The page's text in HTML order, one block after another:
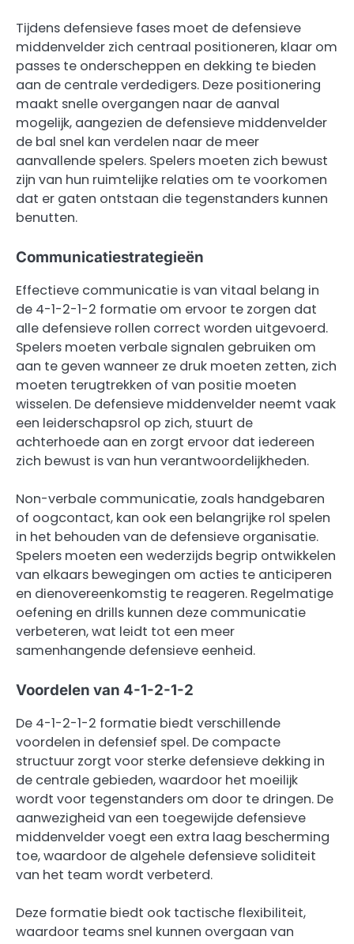
Tijdens defensieve fases moet de defensieve
middenvelder zich centraal positioneren, klaar om
passes te onderscheppen en dekking te bieden
aan de centrale verdedigers. Deze positionering
maakt snelle overgangen naar de aanval
mogelijk, aangezien de defensieve middenvelder
de bal snel kan verdelen naar de meer
aanvallende spelers. Spelers moeten zich bewust
zijn van hun ruimtelijke relaties om te voorkomen
dat er gaten ontstaan die tegenstanders kunnen
benutten.
Communicatiestrategieën
Effectieve communicatie is van vitaal belang in
de 4-1-2-1-2 formatie om ervoor te zorgen dat
alle defensieve rollen correct worden uitgevoerd.
Spelers moeten verbale signalen gebruiken om
aan te geven wanneer ze druk moeten zetten, zich
moeten terugtrekken of van positie moeten
wisselen. De defensieve middenvelder neemt vaak
een leiderschapsrol op zich, stuurt de
achterhoede aan en zorgt ervoor dat iedereen
zich bewust is van hun verantwoordelijkheden.
Non-verbale communicatie, zoals handgebaren
of oogcontact, kan ook een belangrijke rol spelen
in het behouden van de defensieve organisatie.
Spelers moeten een wederzijds begrip ontwikkelen
van elkaars bewegingen om acties te anticiperen
en dienovereenkomstig te reageren. Regelmatige
oefening en drills kunnen deze communicatie
verbeteren, wat leidt tot een meer
samenhangende defensieve eenheid.
Voordelen van 4-1-2-1-2
De 4-1-2-1-2 formatie biedt verschillende
voordelen in defensief spel. De compacte
structuur zorgt voor sterke defensieve dekking in
de centrale gebieden, waardoor het moeilijk
wordt voor tegenstanders om door te dringen. De
aanwezigheid van een toegewijde defensieve
middenvelder voegt een extra laag bescherming
toe, waardoor de algehele defensieve soliditeit
van het team wordt verbeterd.
Deze formatie biedt ook tactische flexibiliteit,
waardoor teams snel kunnen overgaan van